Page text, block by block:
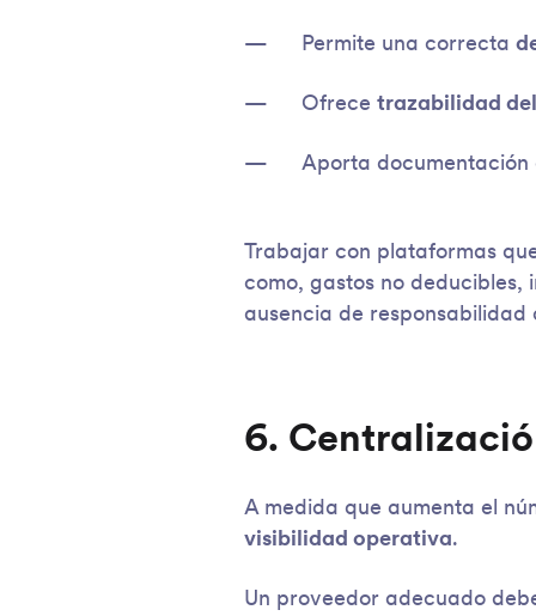
Permite una correcta
Ofrece trazabilidad
Aporta
Trabajar con plataformas
como, gastos no deducibles,
ausencia de
6.
A medida que aumenta el
visibilidad operativa.
Un proveedor adecuado